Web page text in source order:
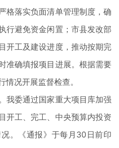
格落实负面清单管理制度，确
行避免资金闲置；市县发改部
开工及建设进度，推动按期完
准确填报项目进展。根据需要
况开展监督检查。
委通过国家重大项目库加强
开工、完工、中央预算内投资
。《通报》于每月30日前印